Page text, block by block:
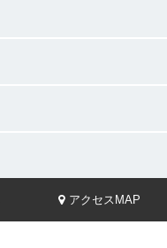
アクセスMAP